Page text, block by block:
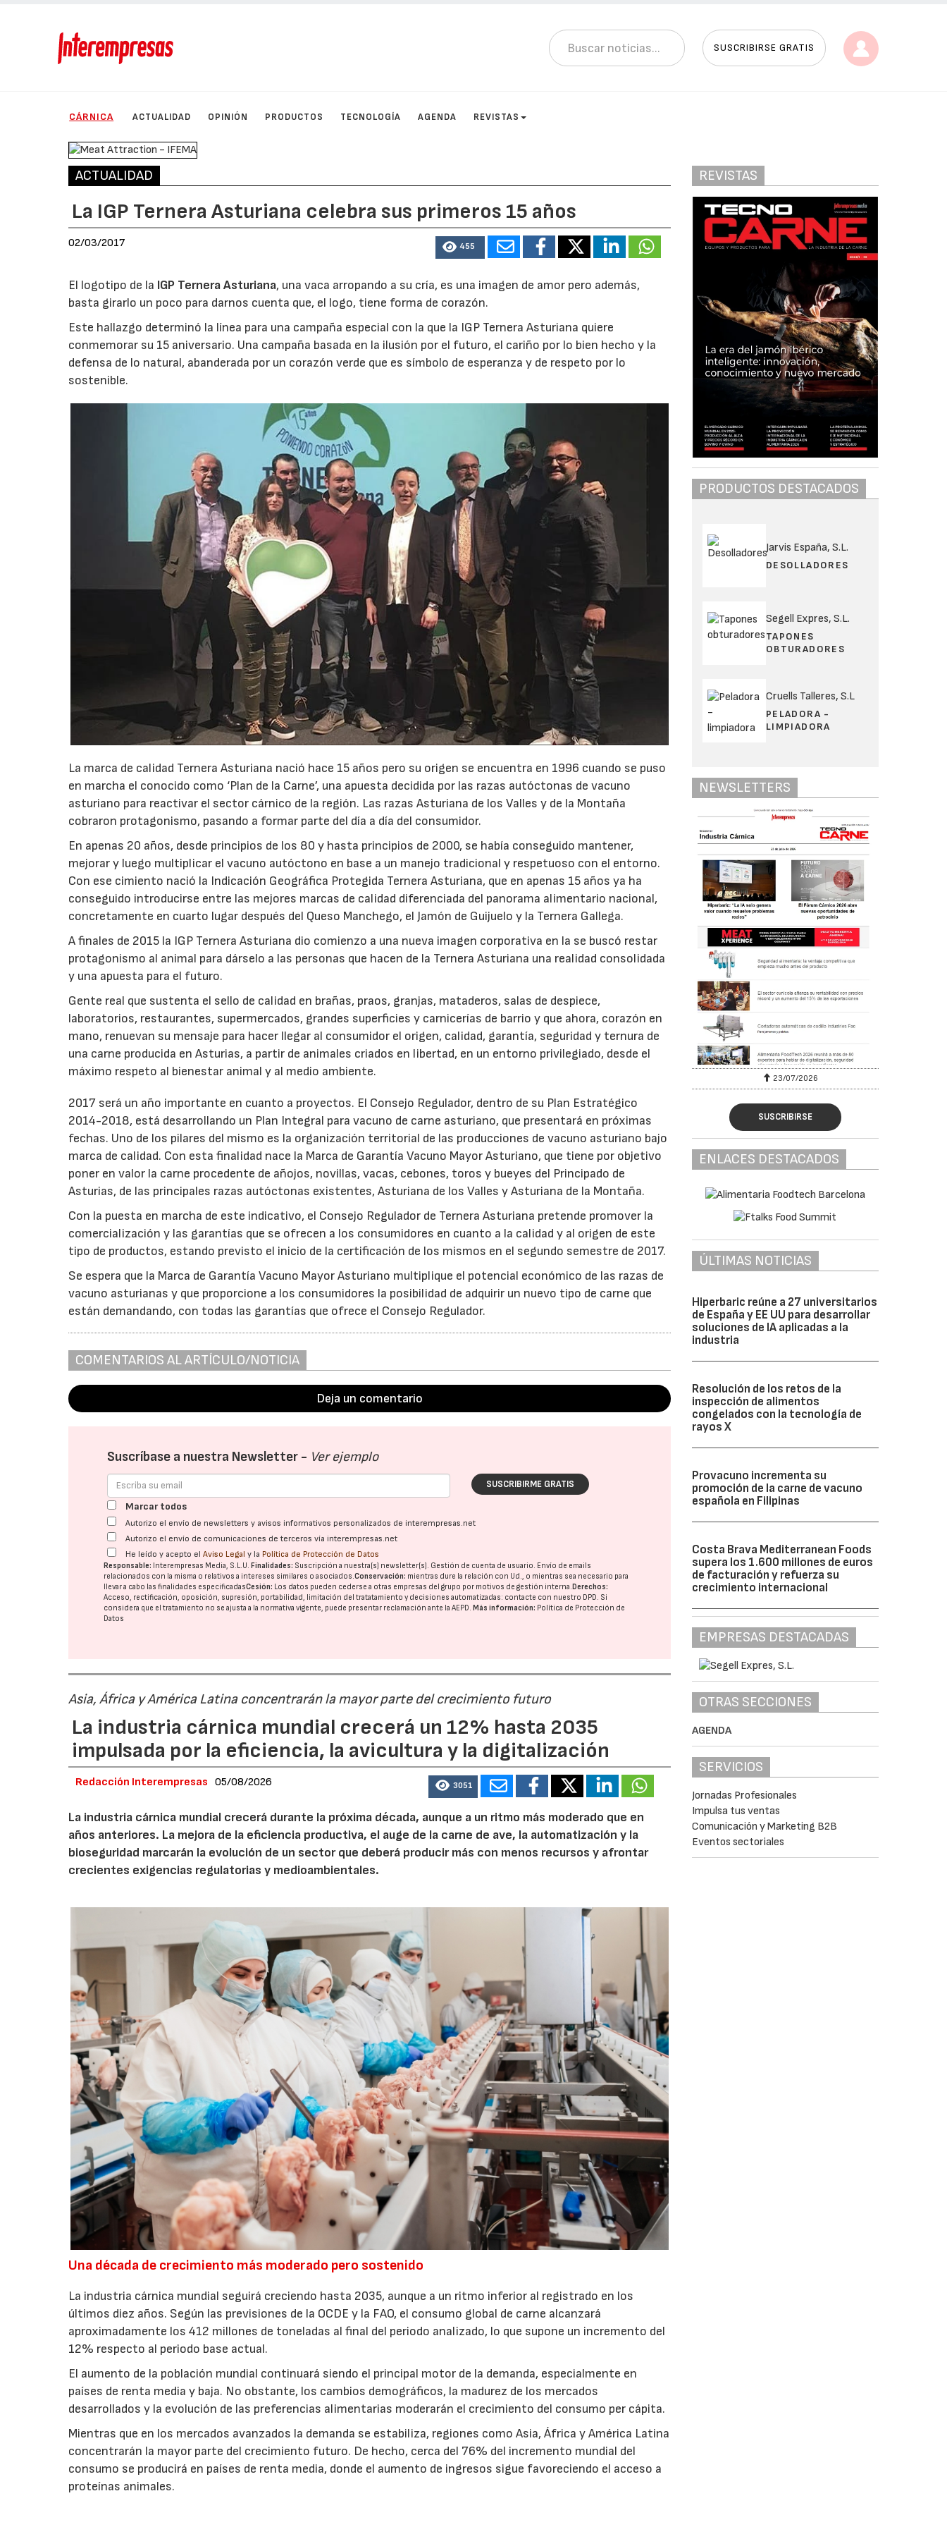
SUSCRIBIRSE GRATIS
CÁRNICA ACTUALIDAD OPINIÓN PRODUCTOS TECNOLOGÍA AGENDA REVISTAS
ACTUALIDAD
La IGP Ternera Asturiana celebra sus primeros 15 años
02/03/2017 455
El logotipo de la IGP Ternera Asturiana, una vaca arropando a su cría, es una imagen de amor pero además,
basta girarlo un poco para darnos cuenta que, el logo, tiene forma de corazón.
Este hallazgo determinó la línea para una campaña especial con la que la IGP Ternera Asturiana quiere
conmemorar su 15 aniversario. Una campaña basada en la ilusión por el futuro, el cariño por lo bien hecho y la
defensa de lo natural, abanderada por un corazón verde que es símbolo de esperanza y de respeto por lo
sostenible.
La marca de calidad Ternera Asturiana nació hace 15 años pero su origen se encuentra en 1996 cuando se puso
en marcha el conocido como ‘Plan de la Carne’, una apuesta decidida por las razas autóctonas de vacuno
asturiano para reactivar el sector cárnico de la región. Las razas Asturiana de los Valles y de la Montaña
cobraron protagonismo, pasando a formar parte del día a día del consumidor.
En apenas 20 años, desde principios de los 80 y hasta principios de 2000, se había conseguido mantener,
mejorar y luego multiplicar el vacuno autóctono en base a un manejo tradicional y respetuoso con el entorno.
Con ese cimiento nació la Indicación Geográfica Protegida Ternera Asturiana, que en apenas 15 años ya ha
conseguido introducirse entre las mejores marcas de calidad diferenciada del panorama alimentario nacional,
concretamente en cuarto lugar después del Queso Manchego, el Jamón de Guijuelo y la Ternera Gallega.
A finales de 2015 la IGP Ternera Asturiana dio comienzo a una nueva imagen corporativa en la se buscó restar
protagonismo al animal para dárselo a las personas que hacen de la Ternera Asturiana una realidad consolidada
y una apuesta para el futuro.
Gente real que sustenta el sello de calidad en brañas, praos, granjas, mataderos, salas de despiece,
laboratorios, restaurantes, supermercados, grandes superficies y carnicerías de barrio y que ahora, corazón en
mano, renuevan su mensaje para hacer llegar al consumidor el origen, calidad, garantía, seguridad y ternura de
una carne producida en Asturias, a partir de animales criados en libertad, en un entorno privilegiado, desde el
máximo respeto al bienestar animal y al medio ambiente.
2017 será un año importante en cuanto a proyectos. El Consejo Regulador, dentro de su Plan Estratégico
2014-2018, está desarrollando un Plan Integral para vacuno de carne asturiano, que presentará en próximas
fechas. Uno de los pilares del mismo es la organización territorial de las producciones de vacuno asturiano bajo
marca de calidad. Con esta finalidad nace la Marca de Garantía Vacuno Mayor Asturiano, que tiene por objetivo
poner en valor la carne procedente de añojos, novillas, vacas, cebones, toros y bueyes del Principado de
Asturias, de las principales razas autóctonas existentes, Asturiana de los Valles y Asturiana de la Montaña.
Con la puesta en marcha de este indicativo, el Consejo Regulador de Ternera Asturiana pretende promover la
comercialización y las garantías que se ofrecen a los consumidores en cuanto a la calidad y al origen de este
tipo de productos, estando previsto el inicio de la certificación de los mismos en el segundo semestre de 2017.
Se espera que la Marca de Garantía Vacuno Mayor Asturiano multiplique el potencial económico de las razas de
vacuno asturianas y que proporcione a los consumidores la posibilidad de adquirir un nuevo tipo de carne que
están demandando, con todas las garantías que ofrece el Consejo Regulador.
COMENTARIOS AL ARTÍCULO/NOTICIA
Deja un comentario
Suscríbase a nuestra Newsletter - Ver ejemplo
SUSCRIBIRME GRATIS
Marcar todos
Autorizo el envío de newsletters y avisos informativos personalizados de interempresas.net
Autorizo el envío de comunicaciones de terceros vía interempresas.net
He leído y acepto elAviso Legal y la Política de Protección de Datos
Responsable: Interempresas Media, S.L.U.Finalidades: Suscripción a nuestra(s) newsletter(s). Gestión de cuenta de usuario. Envío de emails
relacionados con la misma o relativos a intereses similares o asociados.Conservación: mientras dure la relación con Ud., o mientras sea necesario para
llevar a cabo las finalidades especificadasCesión: Los datos pueden cederse a otras empresas del grupo por motivos de gestión interna.Derechos:
Acceso, rectificación, oposición, supresión, portabilidad, limitación del tratatamiento y decisiones automatizadas: contacte con nuestro DPD. Si
considera que el tratamiento no se ajusta a la normativa vigente, puede presentar reclamación ante laAEPD.Más información: Política de Protección de
Datos
Asia, África y América Latina concentrarán la mayor parte del crecimiento futuro
La industria cárnica mundial crecerá un 12% hasta 2035
impulsada por la eficiencia, la avicultura y la digitalización
Redacción Interempresas 05/08/2026 3051
La industria cárnica mundial crecerá durante la próxima década, aunque a un ritmo más moderado que en
años anteriores. La mejora de la eficiencia productiva, el auge de la carne de ave, la automatización y la
bioseguridad marcarán la evolución de un sector que deberá producir más con menos recursos y afrontar
crecientes exigencias regulatorias y medioambientales.
Una década de crecimiento más moderado pero sostenido
La industria cárnica mundial seguirá creciendo hasta 2035, aunque a un ritmo inferior al registrado en los
últimos diez años. Según las previsiones de la OCDE y la FAO, el consumo global de carne alcanzará
aproximadamente los 412 millones de toneladas al final del periodo analizado, lo que supone un incremento del
12% respecto al periodo base actual.
El aumento de la población mundial continuará siendo el principal motor de la demanda, especialmente en
países de renta media y baja. No obstante, los cambios demográficos, la madurez de los mercados
desarrollados y la evolución de las preferencias alimentarias moderarán el crecimiento del consumo per cápita.
Mientras que en los mercados avanzados la demanda se estabiliza, regiones como Asia, África y América Latina
concentrarán la mayor parte del crecimiento futuro. De hecho, cerca del 76% del incremento mundial del
consumo se producirá en países de renta media, donde el aumento de ingresos sigue favoreciendo el acceso a
proteínas animales.
REVISTAS
PRODUCTOS DESTACADOS
Jarvis España, S.L.
DESOLLADORES
Segell Expres, S.L.
TAPONES
OBTURADORES
Cruells Talleres, S.L
PELADORA -
LIMPIADORA
NEWSLETTERS
23/07/2026
SUSCRIBIRSE
ENLACES DESTACADOS
ÚLTIMAS NOTICIAS
Hiperbaric reúne a 27 universitarios
de España y EE UU para desarrollar
soluciones de IA aplicadas a la
industria
Resolución de los retos de la
inspección de alimentos
congelados con la tecnología de
rayos X
Provacuno incrementa su
promoción de la carne de vacuno
española en Filipinas
Costa Brava Mediterranean Foods
supera los 1.600 millones de euros
de facturación y refuerza su
crecimiento internacional
EMPRESAS DESTACADAS
OTRAS SECCIONES
AGENDA
SERVICIOS
Jornadas Profesionales
Impulsa tus ventas
Comunicación y Marketing B2B
Eventos sectoriales